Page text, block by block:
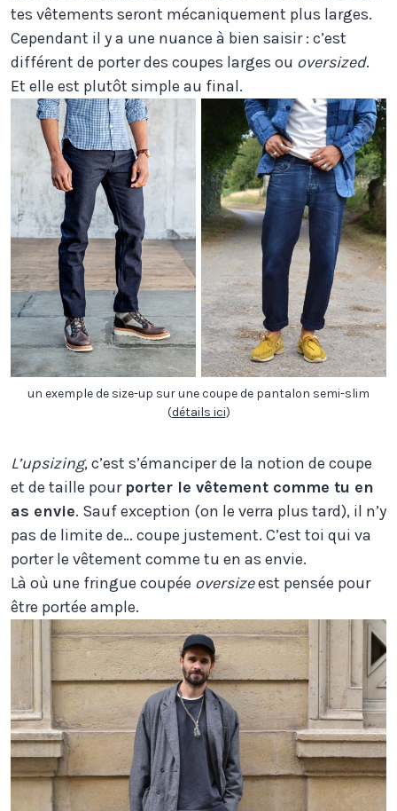
tes vêtements seront mécaniquement plus larges.
Cependant il y a une nuance à bien saisir : c’est
différent de porter des coupes larges ou oversized.
Et elle est plutôt simple au final.
un exemple de size-up sur une coupe de pantalon semi-slim
(détails ici)
L’upsizing, c’est s’émanciper de la notion de coupe
et de taille pour porter le vêtement comme tu en
as envie. Sauf exception (on le verra plus tard), il n’y
pas de limite de… coupe justement. C’est toi qui va
porter le vêtement comme tu en as envie.
Là où une fringue coupée oversizeest pensée pour
être portée ample.